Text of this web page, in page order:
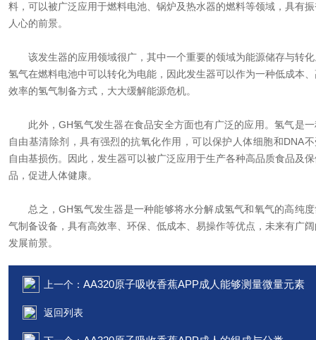
料，可以被广泛应用于燃料电池、锅炉及热水器的燃料等领域，具有
人心的前景。
该发生器的应用领域很广，其中一个重要的领域为能源储存与转化
氢气在燃料电池中可以转化为电能，因此发生器可以作为一种低成本
效率的氢气制备方式，大大缓解能源危机。
此外，GH氢气发生器在食品安全方面也有广泛的应用。氢气是一
自由基清除剂，具有强烈的抗氧化作用，可以保护人体细胞和DNA
自由基损伤。因此，发生器可以被广泛应用于生产各种高品质食品及
品，促进人体健康。
总之，GH氢气发生器是一种能够将水分解成氢气和氧气的高纯度
气制备设备，具有高效率、环保、低成本、易操作等优点，未来有广
发展前景。
上一个： AA320原子吸收香蕉APP成人能够测量微量元素
返回列表